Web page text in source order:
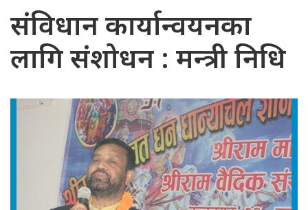
संविधान कार्यान्वयनका
लागि संशोधन : मन्त्री निधि